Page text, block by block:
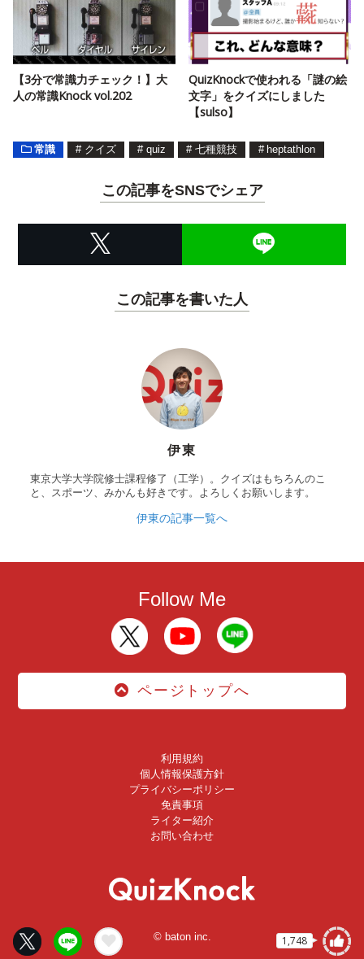
1,748
【3分で常識力チェック！】大
人の常識Knock vol.202
QuizKnockで使われる「謎の絵
文字」をクイズにしました
【sulso】
常識 # クイズ # quiz # 七種競技 # heptathlon
この記事をSNSでシェア
この記事を書いた人
伊東
東京大学大学院修士課程修了（工学）。クイズはもちろんのこ
と、スポーツ、みかんも好きです。よろしくお願いします。
伊東の記事一覧へ
Follow Me
ページトップへ
利用規約
個人情報保護方針
プライバシーポリシー
免責事項
ライター紹介
お問い合わせ
© baton inc.